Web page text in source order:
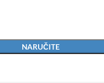
NARUČITE